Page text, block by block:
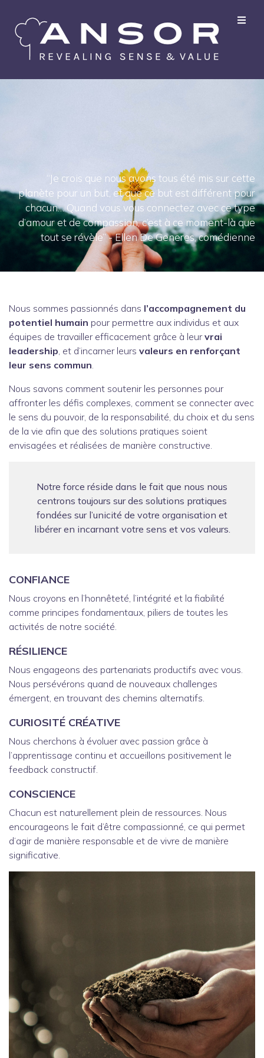
“Je crois que nous avons tous été mis sur cette
planète pour un but, et que ce but est différent pour
chacun… Quand vous vous connectez avec ce type
d’amour et de compassion, c’est à ce moment-là que
tout se révèle” - Ellen De Generes, comédienne
Nous sommes passionnés dans l’accompagnement du
potentiel humain pour permettre aux individus et aux
équipes de travailler efficacement grâce à leurvrai
leadership, et d’incarner leurs valeurs en renforçant
leur sens commun.
Nous savons comment soutenir les personnes pour
affronter les défis complexes, comment se connecter avec
le sens du pouvoir, de la responsabilité, du choix et du sens
de la vie afin que des solutions pratiques soient
envisagées et réalisées de manière constructive.
Notre force réside dans le fait que nous nous
centrons toujours sur des solutions pratiques
fondées sur l’unicité de votre organisation et
libérer en incarnant votre sens et vos valeurs.
CONFIANCE
Nous croyons en l’honnêteté, l’intégrité et la fiabilité
comme principes fondamentaux, piliers de toutes les
activités de notre société.
RÉSILIENCE
Nous engageons des partenariats productifs avec vous.
Nous persévérons quand de nouveaux challenges
émergent, en trouvant des chemins alternatifs.
CURIOSITÉ CRÉATIVE
Nous cherchons à évoluer avec passion grâce à
l’apprentissage continu et accueillons positivement le
feedback constructif.
CONSCIENCE
Chacun est naturellement plein de ressources. Nous
encourageons le fait d’être compassionné, ce qui permet
d’agir de manière responsable et de vivre de manière
significative.